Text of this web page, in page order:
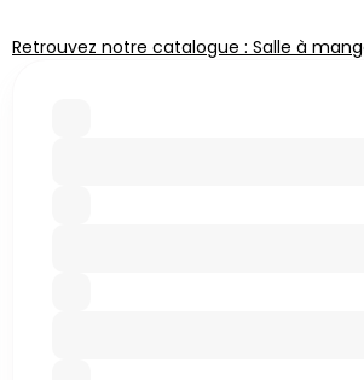
Retrouvez notre catalogue : Salle à